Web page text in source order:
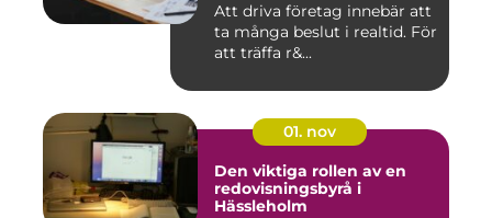
Att driva företag innebär att
ta många beslut i realtid. För
att träffa r&...
01. nov
Den viktiga rollen av en
redovisningsbyrå i
Hässleholm